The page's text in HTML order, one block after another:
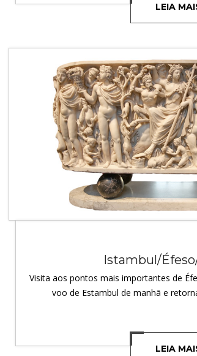
LEIA
Istambul/
Visita aos pontos mais importantes de
voo de Estambul de manhã e
LEIA